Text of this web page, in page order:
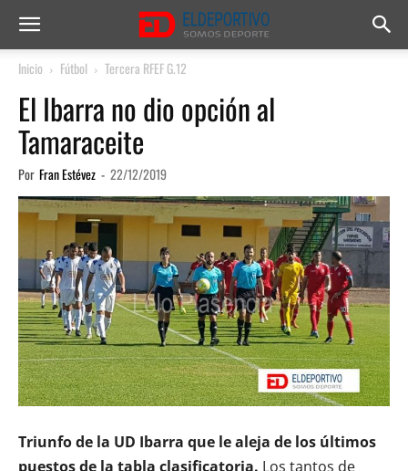
Inicio Fútbol Tercera RFEF G.12
El Ibarra no dio opción al
Tamaraceite
Por Fran Estévez - 22/12/2019
Triunfo de la UD Ibarra que le aleja de los últimos
puestos de la tabla clasificatoria. Los tantos de